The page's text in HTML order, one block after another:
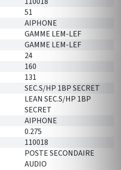
51
AIPHONE
GAMME LEM-LEF
GAMME LEM-LEF
24
160
131
SEC.S/HP 1BP SECRET
LEAN SEC.S/HP 1BP
SECRET
AIPHONE
0.275
110018
POSTE SECONDAIRE
AUDIO